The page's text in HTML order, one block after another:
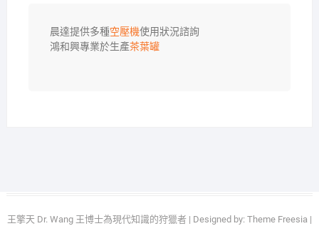
晨達提供多種空壓機使用狀況諮詢
鴻和興專業於生產茶葉罐
王擎天 Dr. Wang 王博士為現代知識的狩獵者| Designed by: Theme Freesia|